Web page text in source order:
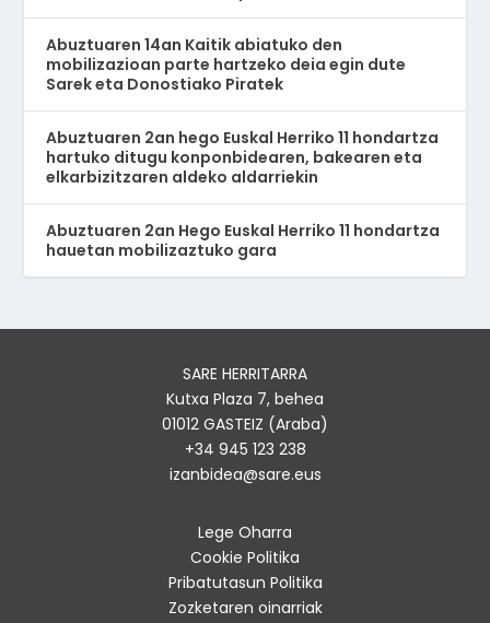
Abuztuaren 14an Kaitik abiatuko den
mobilizazioan parte hartzeko deia egin dute
Sarek eta Donostiako Piratek
Abuztuaren 2an hego Euskal Herriko 11 hondartza
hartuko ditugu konponbidearen, bakearen eta
elkarbizitzaren aldeko aldarriekin
Abuztuaren 2an Hego Euskal Herriko 11 hondartza
hauetan mobilizaztuko gara
SARE HERRITARRA
Kutxa Plaza 7, behea
01012 GASTEIZ (Araba)
+34 945 123 238
izanbidea@sare.eus
Lege Oharra
Cookie Politika
Pribatutasun Politika
Zozketaren oinarriak